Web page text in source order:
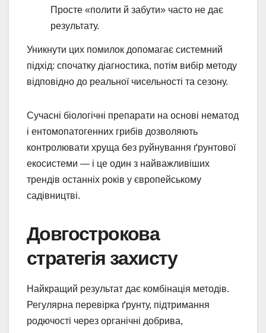
Просте «полити й забути» часто не дає
результату.
Уникнути цих помилок допомагає системний
підхід: спочатку діагностика, потім вибір методу
відповідно до реальної чисельності та сезону.
Сучасні біологічні препарати на основі нематод
і ентомопатогенних грибів дозволяють
контролювати хруща без руйнування ґрунтової
екосистеми — і це один з найважливіших
трендів останніх років у європейському
садівництві.
Довгострокова
стратегія захисту
Найкращий результат дає комбінація методів.
Регулярна перевірка ґрунту, підтримання
родючості через органічні добрива,